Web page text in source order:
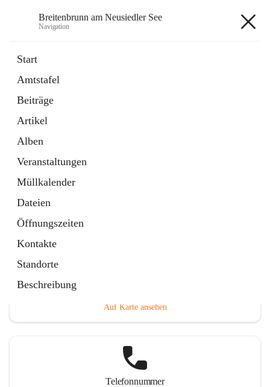
Breitenbrunn am Neusiedler See
Navigation
Start
Amtstafel
Beiträge
Artikel
Alben
Veranstaltungen
Müllkalender
Dateien
Öffnungszeiten
Kontakte
Standorte
Beschreibung
18 Schnellzugriffe
Gemeindeservice
Auf Karte ansehen
Telefonnummer